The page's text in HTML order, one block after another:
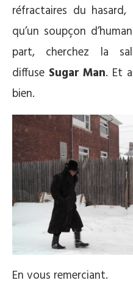
réfractaires du
qu’un soupçon
part, cherchez la
diffuse Sugar Man. Et
bien.
En vous remerciant.